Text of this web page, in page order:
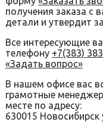
получения заказа с
детали и утвердит
Все интересующие
телефону +7(383)
«Задать вопрос»
В нашем офисе вас
грамотные
месте по адресу:
630015 Новосибирск